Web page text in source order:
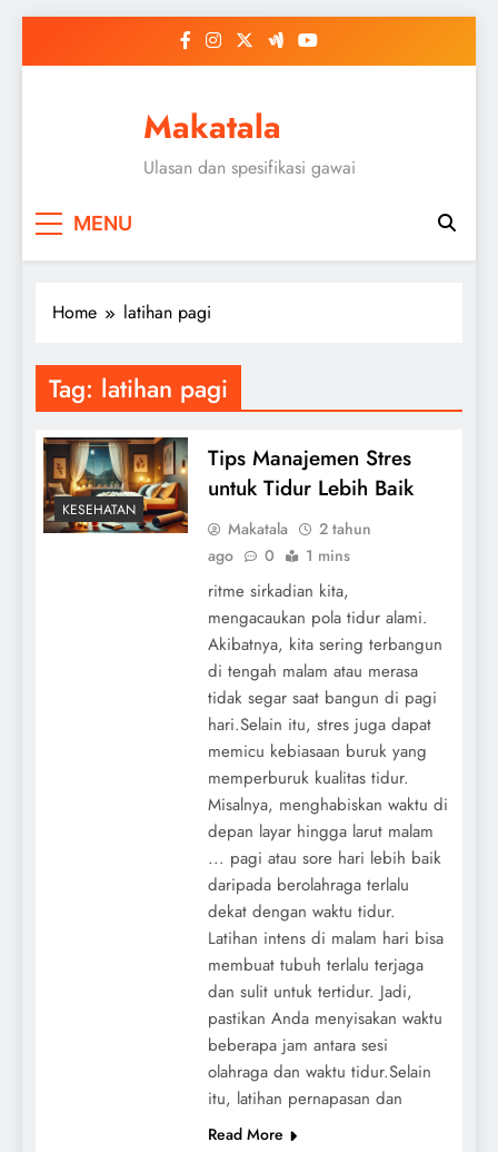
Makatala
Ulasan dan spesifikasi gawai
MENU
Home latihan pagi
Tag: latihan pagi
KESEHATAN
Tips Manajemen Stres
untuk Tidur Lebih Baik
Makatala
2 tahun
ago
0 1 mins
ritme sirkadian kita,
mengacaukan pola tidur alami.
Akibatnya, kita sering terbangun
di tengah malam atau merasa
tidak segar saat bangun di pagi
hari.Selain itu, stres juga dapat
memicu kebiasaan buruk yang
memperburuk kualitas tidur.
Misalnya, menghabiskan waktu di
depan layar hingga larut malam
... pagi atau sore hari lebih baik
daripada berolahraga terlalu
dekat dengan waktu tidur.
Latihan intens di malam hari bisa
membuat tubuh terlalu terjaga
dan sulit untuk tertidur. Jadi,
pastikan Anda menyisakan waktu
beberapa jam antara sesi
olahraga dan waktu tidur.Selain
itu, latihan pernapasan dan
Read More